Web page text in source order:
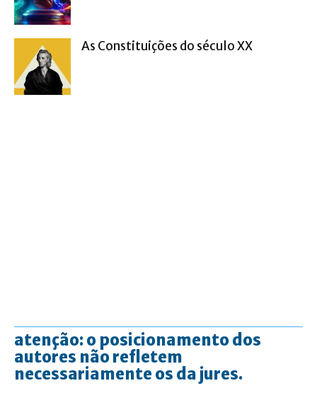
As Constituições do século XX
atenção: o posicionamento dos
autores não refletem
necessariamente os da jures.